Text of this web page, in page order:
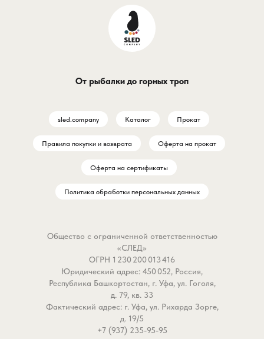
От рыбалки до горных троп
sled.company Каталог Прокат
Правила покупки и возврата Оферта на прокат
Оферта на сертификаты
Политика обработки персональных данных
Общество с ограниченной ответственностью
«СЛЕД»
ОГРН 1 230 200 013 416
Юридический адрес: 450 052, Россия,
Республика Башкортостан, г. Уфа, ул. Гоголя,
д. 79, кв. 33
Фактический адрес: г. Уфа, ул. Рихарда Зорге,
д. 19/5
+7 (937) 235-95-95